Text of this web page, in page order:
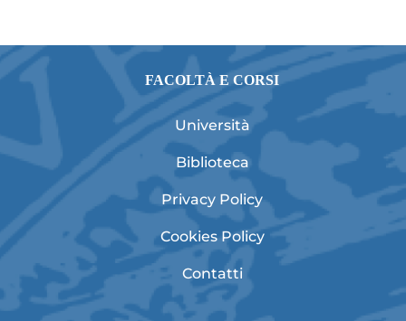
FACOLTÀ E CORSI
Università
Biblioteca
Privacy Policy
Cookies Policy
Contatti